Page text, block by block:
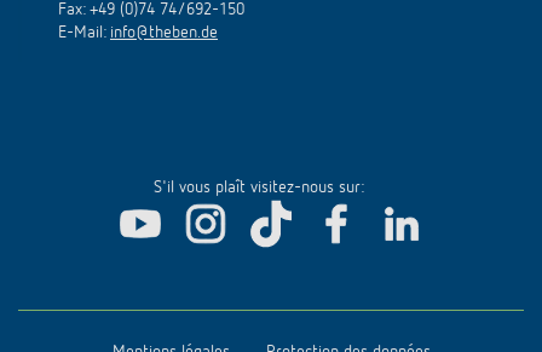
Fax: +49 (0)74 74/692-150
E-Mail: info@theben.de
S'il vous plaît visitez-nous sur: